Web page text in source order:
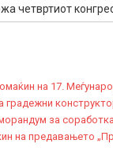
четвртиот
на 17.
за
на предавањето